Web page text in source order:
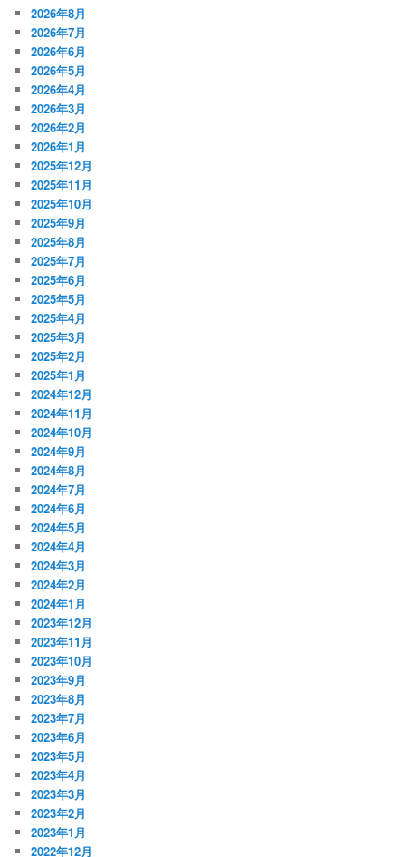
2026年8月
2026年7月
2026年6月
2026年5月
2026年4月
2026年3月
2026年2月
2026年1月
2025年12月
2025年11月
2025年10月
2025年9月
2025年8月
2025年7月
2025年6月
2025年5月
2025年4月
2025年3月
2025年2月
2025年1月
2024年12月
2024年11月
2024年10月
2024年9月
2024年8月
2024年7月
2024年6月
2024年5月
2024年4月
2024年3月
2024年2月
2024年1月
2023年12月
2023年11月
2023年10月
2023年9月
2023年8月
2023年7月
2023年6月
2023年5月
2023年4月
2023年3月
2023年2月
2023年1月
2022年12月